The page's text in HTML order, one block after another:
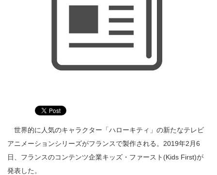
世界的に人気のキャラクター「ハローキティ」の新たなテレビ
アニメーションシリーズがフランスで製作される。2019年2月6
日、フランスのコンテンツ企業キッズ・ファースト(Kids First)が
発表した。